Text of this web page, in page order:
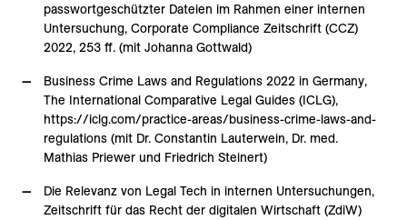
passwortgeschützter Dateien im Rahmen einer internen
Untersuchung, Corporate Compliance Zeitschrift (CCZ)
2022, 253 ff. (mit Johanna Gottwald)
Business Crime Laws and Regulations 2022 in Germany,
The International Comparative Legal Guides (ICLG),
https://iclg.com/practice-areas/business-crime-laws-and-
regulations (mit Dr. Constantin Lauterwein, Dr. med.
Mathias Priewer und Friedrich Steinert)
Die Relevanz von Legal Tech in internen Untersuchungen,
Zeitschrift für das Recht der digitalen Wirtschaft (ZdiW)